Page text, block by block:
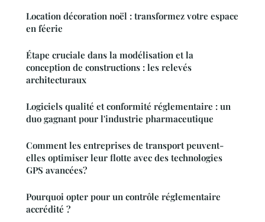
Location décoration noël : transformez votre espace
en féerie
Étape cruciale dans la modélisation et la
conception de constructions : les relevés
architecturaux
Logiciels qualité et conformité réglementaire : un
duo gagnant pour l'industrie pharmaceutique
Comment les entreprises de transport peuvent-
elles optimiser leur flotte avec des technologies
GPS avancées?
Pourquoi opter pour un contrôle réglementaire
accrédité ?